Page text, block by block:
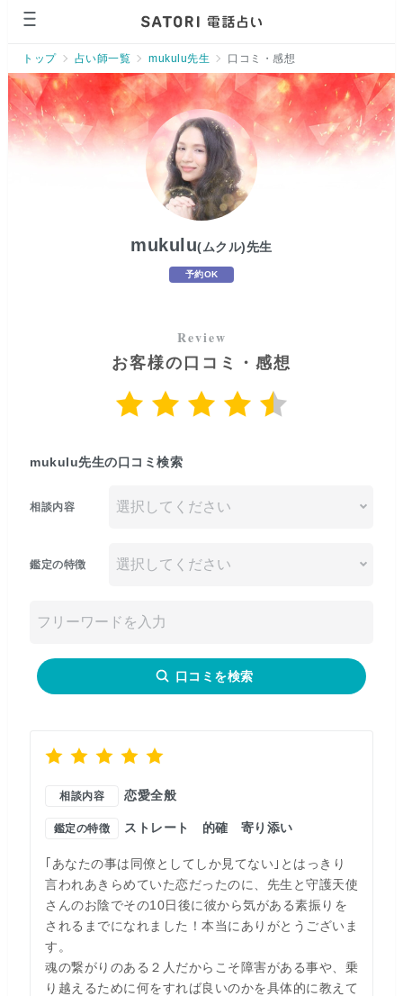
トップ 占い師一覧 mukulu先生 口コミ・感想
mukulu(ムクル)先生
予約OK
お客様の口コミ・感想
mukulu先生の口コミ検索
相談内容
鑑定の特徴
口コミを検索
相談内容 恋愛全般
鑑定の特徴 ストレート 的確 寄り添い
｢あなたの事は同僚としてしか見てない｣とはっきり
言われあきらめていた恋だったのに、先生と守護天使
さんのお陰でその10日後に彼から気がある素振りを
されるまでになれました！本当にありがとうございま
す。
魂の繋がりのある２人だからこそ障害がある事や、乗
り越えるために何をすれば良いのかを具体的に教えて